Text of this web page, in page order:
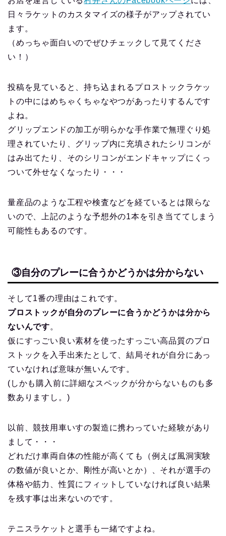
日々ラケットのカスタマイズの様子がアップされてい
ます。
（めっちゃ面白いのでぜひチェックして見てくださ
い！）
投稿を見ていると、持ち込まれるプロストックラケッ
トの中にはめちゃくちゃなやつがあったりするんです
よね。
グリップエンドの加工が明らかな手作業で無理ぐり処
理されていたり、グリップ内に充填されたシリコンが
はみ出てたり、そのシリコンがエンドキャップにくっ
ついて外せなくなったり・・・
量産品のような工程や検査などを経ているとは限らな
いので、上記のような予想外の1本を引き当ててしまう
可能性もあるのです。
③自分のプレーに合うかどうかは分からない
そして1番の理由はこれです。
プロストックが自分のプレーに合うかどうかは分から
ないんです。
仮にすっごい良い素材を使ったすっごい高品質のプロ
ストックを入手出来たとして、結局それが自分にあっ
ていなければ意味が無いんです。
(しかも購入前に詳細なスペックが分からないものも多
数ありますし。)
以前、競技用車いすの製造に携わっていた経験があり
まして・・・
どれだけ車両自体の性能が高くても（例えば風洞実験
の数値が良いとか、剛性が高いとか）、それが選手の
体格や筋力、性質にフィットしていなければ良い結果
を残す事は出来ないのです。
テニスラケットと選手も一緒ですよね。